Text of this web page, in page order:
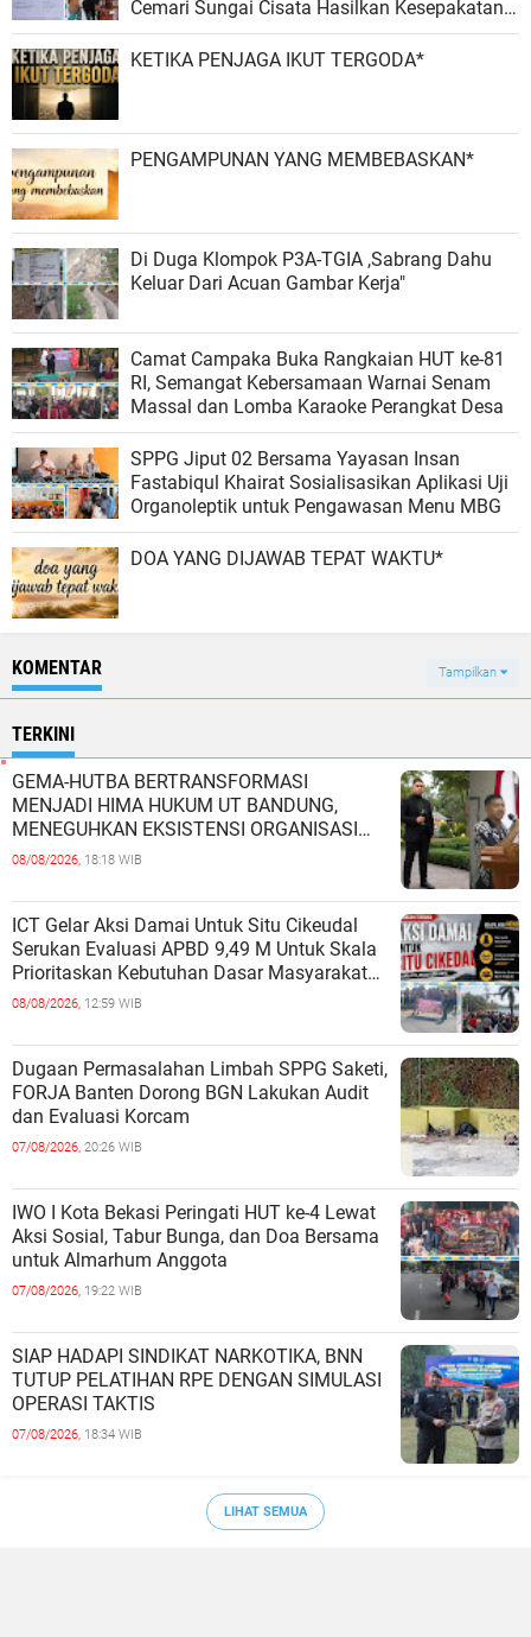
Cemari Sungai Cisata Hasilkan Kesepakatan
Tutup Sementara
KETIKA PENJAGA IKUT TERGODA*
PENGAMPUNAN YANG MEMBEBASKAN*
Di Duga Klompok P3A-TGIA ,Sabrang Dahu
Keluar Dari Acuan Gambar Kerja"
Camat Campaka Buka Rangkaian HUT ke-81
RI, Semangat Kebersamaan Warnai Senam
Massal dan Lomba Karaoke Perangkat Desa
SPPG Jiput 02 Bersama Yayasan Insan
Fastabiqul Khairat Sosialisasikan Aplikasi Uji
Organoleptik untuk Pengawasan Menu MBG
DOA YANG DIJAWAB TEPAT WAKTU*
KOMENTAR Tampilkan
TERKINI
GEMA-HUTBA BERTRANSFORMASI
MENJADI HIMA HUKUM UT BANDUNG,
MENEGUHKAN EKSISTENSI ORGANISASI
MAHASISWA HUKUM UNIVERSITAS
08/08/2026, 18:18 WIB
ICT Gelar Aksi Damai Untuk Situ Cikeudal
Serukan Evaluasi APBD 9,49 M Untuk Skala
Prioritaskan Kebutuhan Dasar Masyarakat
Belum Saat nya Butuh Kawasa
08/08/2026, 12:59 WIB
Dugaan Permasalahan Limbah SPPG Saketi,
FORJA Banten Dorong BGN Lakukan Audit
dan Evaluasi Korcam
07/08/2026, 20:26 WIB
IWO I Kota Bekasi Peringati HUT ke-4 Lewat
Aksi Sosial, Tabur Bunga, dan Doa Bersama
untuk Almarhum Anggota
07/08/2026, 19:22 WIB
SIAP HADAPI SINDIKAT NARKOTIKA, BNN
TUTUP PELATIHAN RPE DENGAN SIMULASI
OPERASI TAKTIS
07/08/2026, 18:34 WIB
LIHAT SEMUA